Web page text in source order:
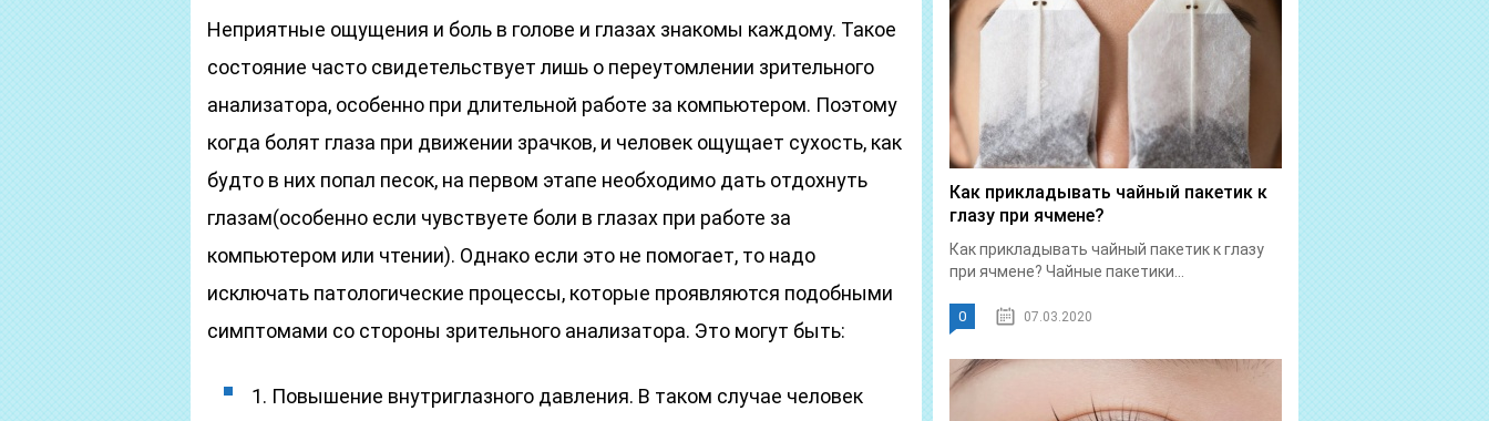
Неприятные ощущения и боль в голове и глазах знакомы каждому. Такое
состояние часто свидетельствует лишь о переутомлении зрительного
анализатора, особенно при длительной работе за компьютером. Поэтому
когда болят глаза при движении зрачков, и человек ощущает сухость, как
будто в них попал песок, на первом этапе необходимо дать отдохнуть
глазам(особенно если чувствуете боли в глазах при работе за
компьютером или чтении). Однако если это не помогает, то надо
исключать патологические процессы, которые проявляются подобными
симптомами со стороны зрительного анализатора. Это могут быть:
1. Повышение внутриглазного давления. В таком случае человек
Как прикладывать чайный пакетик к
глазу при ячмене?
Как прикладывать чайный пакетик к глазу
при ячмене? Чайные пакетики...
0 07.03.2020